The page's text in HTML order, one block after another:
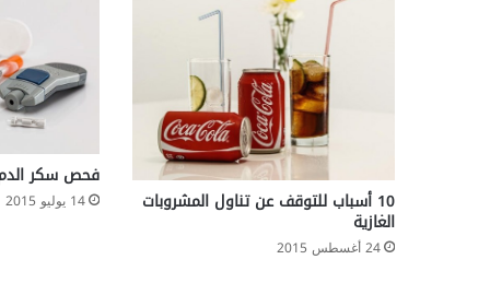
10 أسباب للتوقف عن تناول المشروبات
الغازية
24 أغسطس 2015
فحص سكر
14 يوليو 2015